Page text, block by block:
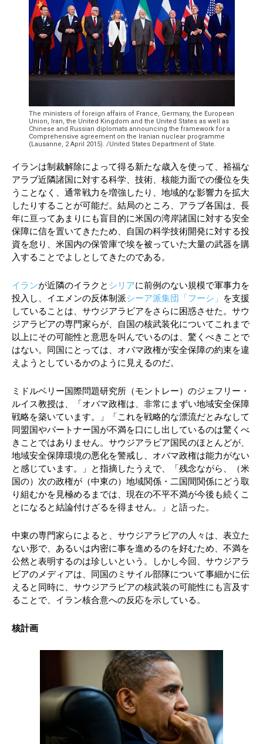
The ministers of foreign affairs of France, Germany, the European
Union, Iran, the United Kingdom and the United States as well as
Chinese and Russian diplomats announcing the framework for a
Comprehensive agreement on the Iranian nuclear programme
(Lausanne, 2 April 2015). /United States Department of State.
イランは制裁解除によって得る新たな歳入を使って、裕福な
アラブ近隣諸国に対する科学、技術、核能力面での優位を失
うことなく、通常戦力を増強したり、地域的な影響力を拡大
したりすることが可能だ。結局のところ、アラブ各国は、長
年に亘ってあまりにも盲目的に米国の湾岸諸国に対する安全
保障に信を置いてきたため、自国の科学技術開発に対する投
資を怠り、米国内の保管庫で埃を被っていた大量の武器を購
入することでよしとしてきたのである。
イランが近隣のイラクと シリアに前例のない規模で軍事力を
投入し、イエメンの反体制派シーア派集団「フーシ」
を支援
していることは、サウジアラビアをさらに困惑させた。サウ
ジアラビアの専門家らが、自国の核武装化についてこれまで
以上にその可能性と意思を叫んでいるのは、驚くべきことで
はない。同国にとっては、オバマ政権が安全保障の約束を違
えようとしているかのように見えるのだ。
ミドルベリー国際問題研究所（モントレー）のジェフリー・
ルイス教授は、「オバマ政権は、非常にまずい地域安全保障
戦略を築いています。」「これを戦略的な漂流だとみなして
同盟国やパートナー国が不満を口にし出しているのは驚くべ
きことではありません。サウジアラビア国民のほとんどが、
地域安全保障環境の悪化を警戒し、オバマ政権は能力がない
と感じています。」と指摘したうえで、「残念ながら、（米
国の）次の政権が（中東の）地域関係・二国間関係にどう取
り組むかを見極めるまでは、現在の不平不満が今後も続くこ
とになると結論付けざるを得ません。」と語った。
中東の専門家らによると、サウジアラビアの人々は、表立た
ない形で、あるいは内密に事を進めるのを好むため、不満を
公然と表明するのは珍しいという。しかし今回、サウジアラ
ビアのメディアは、同国のミサイル部隊について事細かに伝
えると同時に、サウジアラビアの核武装の可能性にも言及す
ることで、イラン核合意への反応を示している。
核計画